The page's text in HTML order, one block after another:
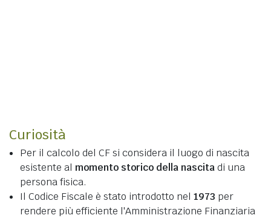
Curiosità
Per il calcolo del CF si considera il luogo di nascita
esistente al momento storico della nascitadi una
persona fisica.
Il Codice Fiscale è stato introdotto nel 1973 per
rendere più efficiente l'Amministrazione Finanziaria